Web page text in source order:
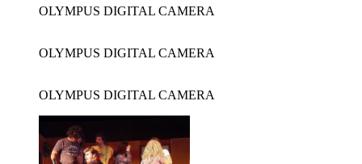
OLYMPUS DIGITAL CAMERA
OLYMPUS DIGITAL CAMERA
OLYMPUS DIGITAL CAMERA